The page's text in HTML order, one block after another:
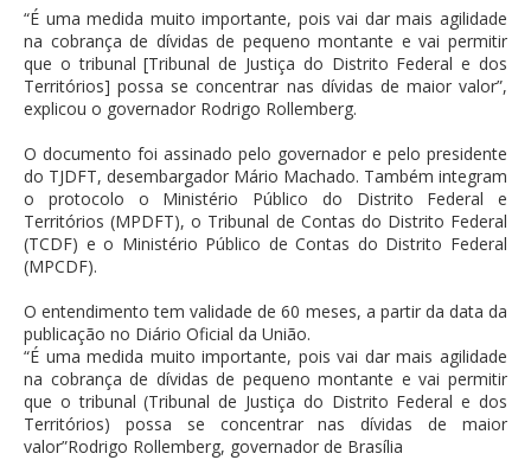
“É uma medida muito importante, pois vai dar mais agilidade
na cobrança de dívidas de pequeno montante e vai permitir
que o tribunal [Tribunal de Justiça do Distrito Federal e dos
Territórios] possa se concentrar nas dívidas de maior valor”,
explicou o governador Rodrigo Rollemberg.
O documento foi assinado pelo governador e pelo presidente
do TJDFT, desembargador Mário Machado. Também integram
o protocolo o Ministério Público do Distrito Federal e
Territórios (MPDFT), o Tribunal de Contas do Distrito Federal
(TCDF) e o Ministério Público de Contas do Distrito Federal
(MPCDF).
O entendimento tem validade de 60 meses, a partir da data da
publicação no Diário Oficial da União.
“É uma medida muito importante, pois vai dar mais agilidade
na cobrança de dívidas de pequeno montante e vai permitir
que o tribunal (Tribunal de Justiça do Distrito Federal e dos
Territórios) possa se concentrar nas dívidas de maior
valor”Rodrigo Rollemberg, governador de Brasília